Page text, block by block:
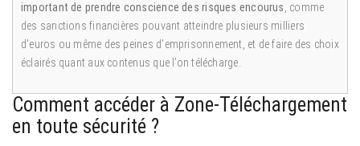
important de prendre conscience des risques encourus , comme
des sanctions financières pouvant atteindre plusieurs milliers
d’euros ou même des peines d’emprisonnement, et de faire des choix
éclairés quant aux contenus que l’on télécharge.
Comment accéder à Zone-Téléchargement
en toute sécurité ?